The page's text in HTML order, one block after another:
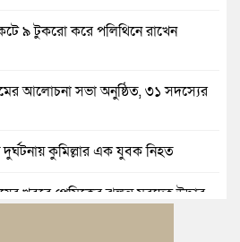
৯ টুকরো করে পলিথিনে রাখেন
আলোচনা সভা অনুষ্ঠিত, ৩১ সদস্যের
কুমিল্লার এক যুবক নিহত
খবরে প্রেমিকের ঝুলন্ত মরদেহ উদ্ধার